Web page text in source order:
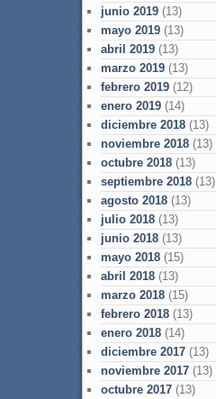
junio 2019(13)
mayo 2019(13)
abril 2019(13)
marzo 2019(13)
febrero 2019(12)
enero 2019(14)
diciembre 2018(13)
noviembre 2018(13)
octubre 2018(13)
septiembre 2018(13)
agosto 2018(13)
julio 2018(13)
junio 2018(13)
mayo 2018(15)
abril 2018(13)
marzo 2018(15)
febrero 2018(13)
enero 2018(14)
diciembre 2017(13)
noviembre 2017(13)
octubre 2017(13)